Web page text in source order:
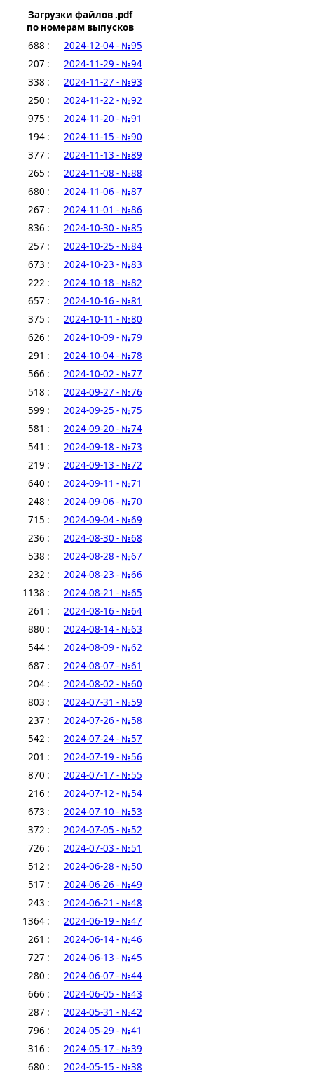
Загрузки файлов .pdf
по номерам выпусков
688 :
2024-12-04 - №95
207 :
2024-11-29 - №94
338 :
2024-11-27 - №93
250 :
2024-11-22 - №92
975 :
2024-11-20 - №91
194 :
2024-11-15 - №90
377 :
2024-11-13 - №89
265 :
2024-11-08 - №88
680 :
2024-11-06 - №87
267 :
2024-11-01 - №86
836 :
2024-10-30 - №85
257 :
2024-10-25 - №84
673 :
2024-10-23 - №83
222 :
2024-10-18 - №82
657 :
2024-10-16 - №81
375 :
2024-10-11 - №80
626 :
2024-10-09 - №79
291 :
2024-10-04 - №78
566 :
2024-10-02 - №77
518 :
2024-09-27 - №76
599 :
2024-09-25 - №75
581 :
2024-09-20 - №74
541 :
2024-09-18 - №73
219 :
2024-09-13 - №72
640 :
2024-09-11 - №71
248 :
2024-09-06 - №70
715 :
2024-09-04 - №69
236 :
2024-08-30 - №68
538 :
2024-08-28 - №67
232 :
2024-08-23 - №66
1138 :
2024-08-21 - №65
261 :
2024-08-16 - №64
880 :
2024-08-14 - №63
544 :
2024-08-09 - №62
687 :
2024-08-07 - №61
204 :
2024-08-02 - №60
803 :
2024-07-31 - №59
237 :
2024-07-26 - №58
542 :
2024-07-24 - №57
201 :
2024-07-19 - №56
870 :
2024-07-17 - №55
216 :
2024-07-12 - №54
673 :
2024-07-10 - №53
372 :
2024-07-05 - №52
726 :
2024-07-03 - №51
512 :
2024-06-28 - №50
517 :
2024-06-26 - №49
243 :
2024-06-21 - №48
1364 :
2024-06-19 - №47
261 :
2024-06-14 - №46
727 :
2024-06-13 - №45
280 :
2024-06-07 - №44
666 :
2024-06-05 - №43
287 :
2024-05-31 - №42
796 :
2024-05-29 - №41
316 :
2024-05-17 - №39
680 :
2024-05-15 - №38